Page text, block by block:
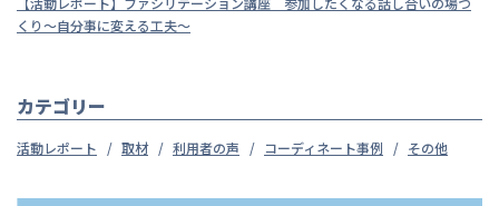
くり～自分事に変える工夫～
カテゴリー
活動レポート 取材 利用者の声 コーディネート事例 その他